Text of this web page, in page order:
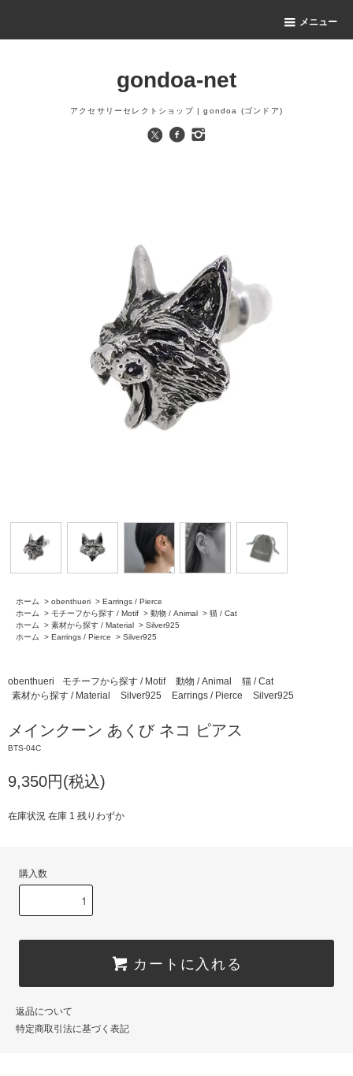
メニュー
gondoa-net
アクセサリーセレクトショップ | gondoa (ゴンドア)
ホーム > obenthueri > Earrings / Pierce
ホーム
> モチーフから探す / Motif > 動物 / Animal > 猫 / Cat
ホーム
> 素材から探す / Material > Silver925
ホーム
> Earrings / Pierce > Silver925
obenthueri モチーフから探す / Motif 動物 / Animal
猫 / Cat
素材から探す / Material
Silver925 Earrings / Pierce Silver925
メインクーン あくび ネコ ピアス
BTS-04C
9,350円(税込)
在庫状況 在庫 1 残りわずか
購入数
カートに入れる
返品について
特定商取引法に基づく表記